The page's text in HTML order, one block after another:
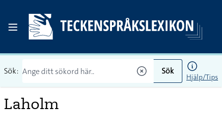
Sök: Sök
Hjälp/Tips
Laholm